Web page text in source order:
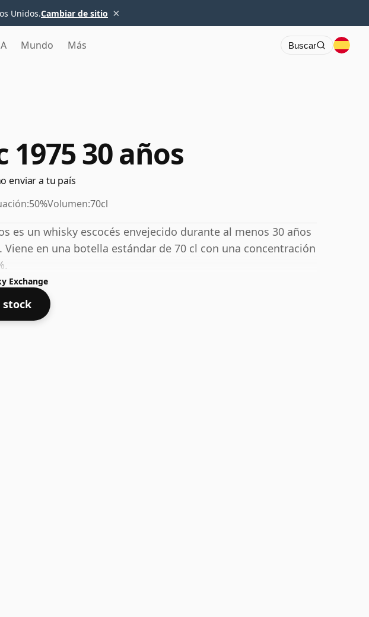
Unidos.Cambiar de sitio ×
Mundo Más Buscar
1975 30 años
enviar a tu país
50%Volumen:70cl
es un whisky escocés envejecido durante al menos 30 años
Viene en una botella estándar de 70 cl con una concentración
Exchange